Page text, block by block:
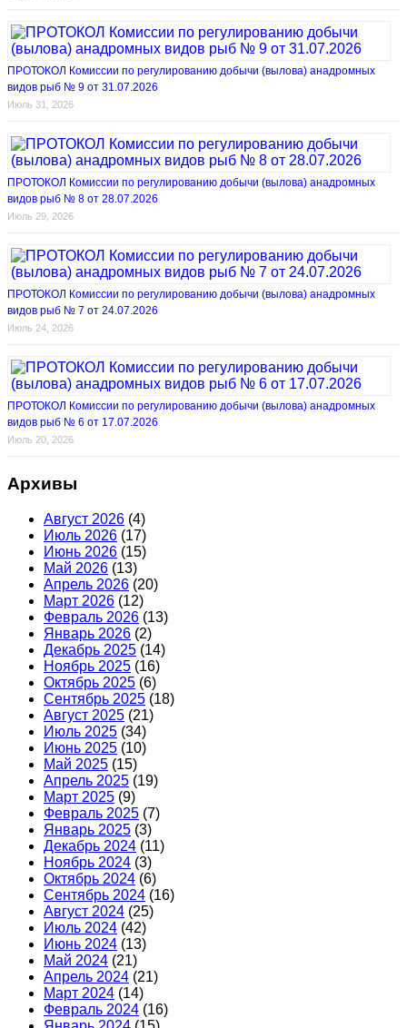
ПРОТОКОЛ Комиссии по регулированию добычи (вылова) анадромных
видов рыб № 9 от 31.07.2026
Июль 31, 2026
ПРОТОКОЛ Комиссии по регулированию добычи (вылова) анадромных
видов рыб № 8 от 28.07.2026
Июль 29, 2026
ПРОТОКОЛ Комиссии по регулированию добычи (вылова) анадромных
видов рыб № 7 от 24.07.2026
Июль 24, 2026
ПРОТОКОЛ Комиссии по регулированию добычи (вылова) анадромных
видов рыб № 6 от 17.07.2026
Июль 20, 2026
Архивы
Август 2026 (4)
Июль 2026 (17)
Июнь 2026 (15)
Май 2026 (13)
Апрель 2026 (20)
Март 2026 (12)
Февраль 2026 (13)
Январь 2026 (2)
Декабрь 2025 (14)
Ноябрь 2025 (16)
Октябрь 2025 (6)
Сентябрь 2025 (18)
Август 2025 (21)
Июль 2025 (34)
Июнь 2025 (10)
Май 2025 (15)
Апрель 2025 (19)
Март 2025 (9)
Февраль 2025 (7)
Январь 2025 (3)
Декабрь 2024 (11)
Ноябрь 2024 (3)
Октябрь 2024 (6)
Сентябрь 2024 (16)
Август 2024 (25)
Июль 2024 (42)
Июнь 2024 (13)
Май 2024 (21)
Апрель 2024 (21)
Март 2024 (14)
Февраль 2024 (16)